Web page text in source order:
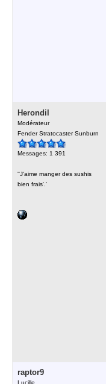
Herondil
Modérateur
Fender Stratocaster Sunburn
Messages: 1 391
''J'aime manger des sushis
bien frais'.'
raptor9
Lucille